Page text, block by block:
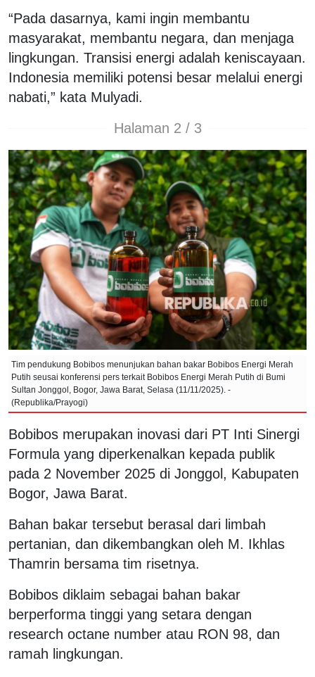
“Pada dasarnya, kami ingin membantu
masyarakat, membantu negara, dan menjaga
lingkungan. Transisi energi adalah keniscayaan.
Indonesia memiliki potensi besar melalui energi
nabati,” kata Mulyadi.
Halaman 2 / 3
Tim pendukung Bobibos menunjukan bahan bakar Bobibos Energi Merah
Putih seusai konferensi pers terkait Bobibos Energi Merah Putih di Bumi
Sultan Jonggol, Bogor, Jawa Barat, Selasa (11/11/2025). -
(Republika/Prayogi)
Bobibos merupakan inovasi dari PT Inti Sinergi
Formula yang diperkenalkan kepada publik
pada 2 November 2025 di Jonggol, Kabupaten
Bogor, Jawa Barat.
Bahan bakar tersebut berasal dari limbah
pertanian, dan dikembangkan oleh M. Ikhlas
Thamrin bersama tim risetnya.
Bobibos diklaim sebagai bahan bakar
berperforma tinggi yang setara dengan
research octane number atau RON 98, dan
ramah lingkungan.